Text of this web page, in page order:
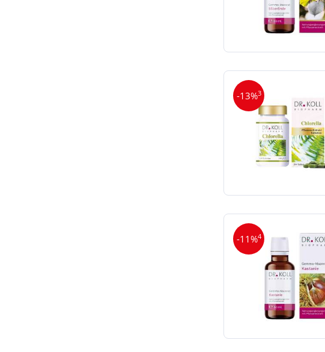
-13%3
-11%4